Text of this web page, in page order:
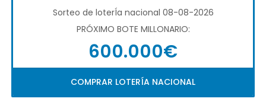
Sorteo de loterÍa nacional 08-08-2026
PRÓXIMO BOTE MILLONARIO:
600.000€
COMPRAR LOTERÍA NACIONAL